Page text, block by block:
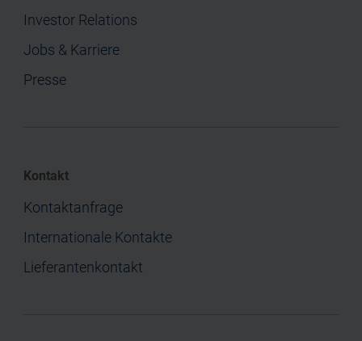
Investor Relations
Jobs & Karriere
Presse
Kontakt
Kontaktanfrage
Internationale Kontakte
Lieferantenkontakt